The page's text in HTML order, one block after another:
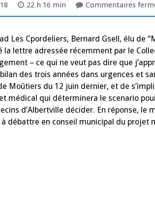
22 h 16 min Commentaires
Les Cpordeliers, Bernard Gsell, élu
la lettre adressée récemment par le
– ce qui ne veut pas dire que
des trois années dans urgences et
Moûtiers du 12 juin dernier, et de
médical qui déterminera le scenario
d’Albertville décider. En réponse,
débattre en conseil municipal du projet